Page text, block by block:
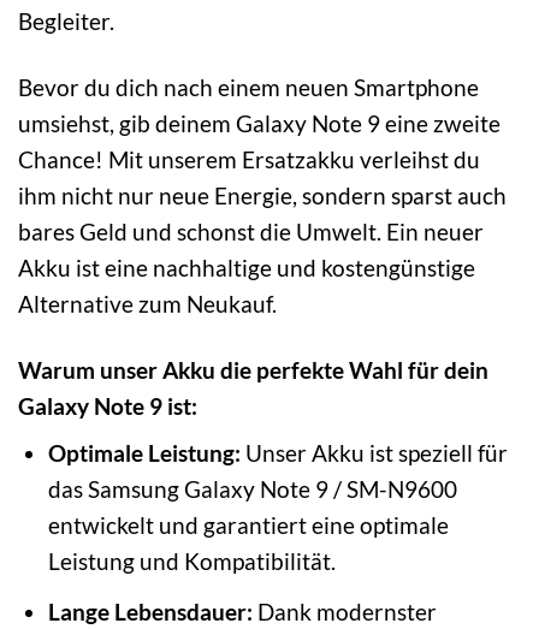
Begleiter.
Bevor du dich nach einem neuen Smartphone
umsiehst, gib deinem Galaxy Note 9 eine zweite
Chance! Mit unserem Ersatzakku verleihst du
ihm nicht nur neue Energie, sondern sparst auch
bares Geld und schonst die Umwelt. Ein neuer
Akku ist eine nachhaltige und kostengünstige
Alternative zum Neukauf.
Warum unser Akku die perfekte Wahl für dein
Galaxy Note 9 ist:
Optimale Leistung: Unser Akku ist speziell für
das Samsung Galaxy Note 9 / SM-N9600
entwickelt und garantiert eine optimale
Leistung und Kompatibilität.
Lange Lebensdauer: Dank modernster